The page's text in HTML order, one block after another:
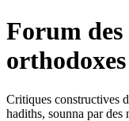
Forum
orthodoxes
Critiques constructives
hadiths, sounna par des